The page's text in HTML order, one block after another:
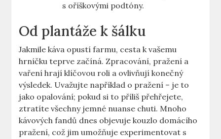
s oříškovými podtóny.
Od plantáže k šálku
Jakmile káva opustí farmu, cesta k vašemu
hrníčku teprve začíná. Zpracování, pražení a
vaření hrají klíčovou roli a ovlivňují konečný
výsledek. Uvažujte například o pražení – je to
jako opalování; pokud si to příliš přehřejete,
ztratíte všechny jemné nuanse chuti. Mnoho
kávových fandů dnes objevuje kouzlo domácího
pražení, což jim umožňuje experimentovat s